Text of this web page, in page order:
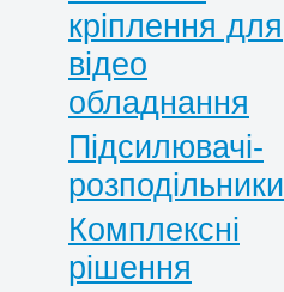
кріплення для
відео
обладнання
Підсилювачі-
розподільники
Комплексні
рішення